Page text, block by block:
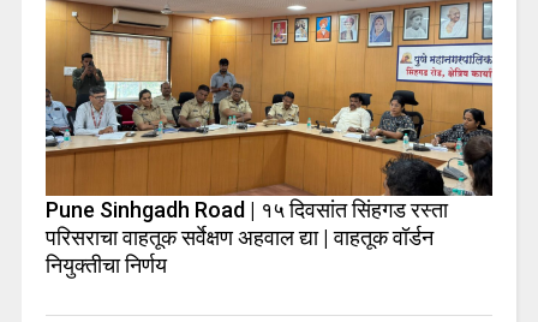
Pune Sinhgadh Road | १५ दिवसांत सिंहगड रस्ता
परिसराचा वाहतूक सर्वेक्षण अहवाल द्या | वाहतूक वॉर्डन
नियुक्तीचा निर्णय